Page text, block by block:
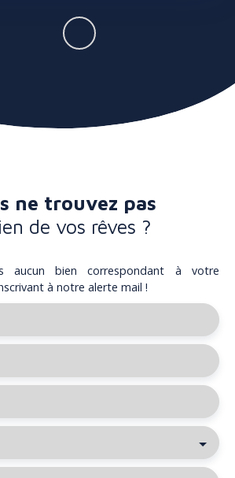
ne trouvez pas
de vos rêves ?
aucun bien correspondant à votre
à notre alerte mail !